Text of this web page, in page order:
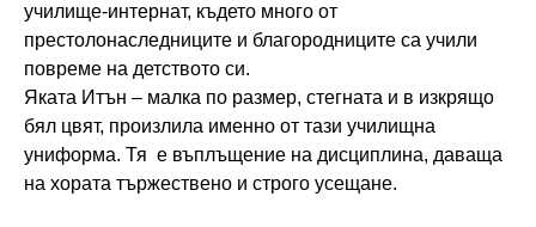
училище-интернат, където много от
престолонаследниците и благородниците са учили
повреме на детството си.
Яката Итън – малка по размер, стегната и в изкрящо
бял цвят, произлила именно от тази училищна
униформа. Тя е въплъщение на дисциплина, даваща
на хората тържествено и строго усещане.